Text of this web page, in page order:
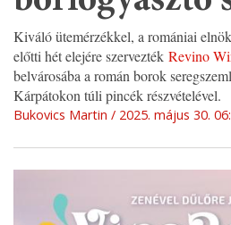
Kiváló ütemérzékkel, a romániai
előtti hét elejére szervezték Revino
belvárosába a román borok
Kárpátokon túli pincék részvételével.
Bukovics Martin 2025. május 30.